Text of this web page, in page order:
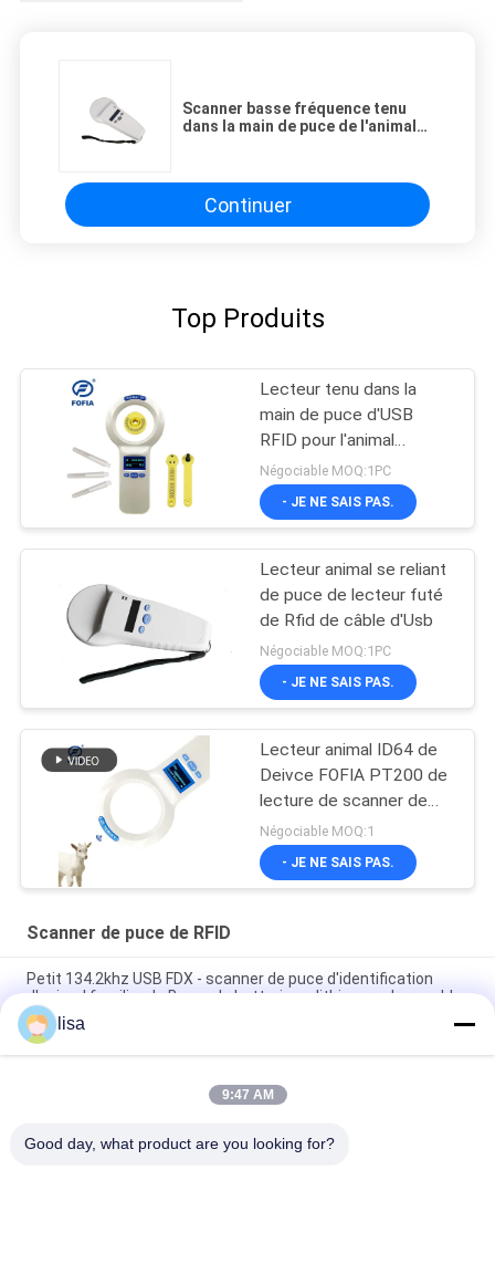
Scanner basse fréquence tenu
dans la main de puce de l'animal
Continuer
Top Produits
Lecteur tenu dans la
main de puce d'USB
RFID pour l'animal
familier
Négociable MOQ:1PC
- JE NE SAIS PAS.
Lecteur animal se reliant
de puce de lecteur futé
de Rfid de câble d'Usb
Négociable MOQ:1PC
- JE NE SAIS PAS.
Lecteur animal ID64 de
Deivce FOFIA PT200 de
lecture de scanner de
puce de l'identification
RFID d'OIN
Négociable MOQ:1
- JE NE SAIS PAS.
Scanner de puce de RFID
Petit 134.2khz USB FDX - scanner de puce d'identification
d'animal familier de B avec la batterie au lithium rechargeable
Scanner animal de puce de 134,2 kilohertz RFID pour
l'identification de bétail/animal familier
Mini ICAR a certifié la puce animale 134.2khz de lecture LF de
lisa
9:47 AM
Good day, what product are you looking for?